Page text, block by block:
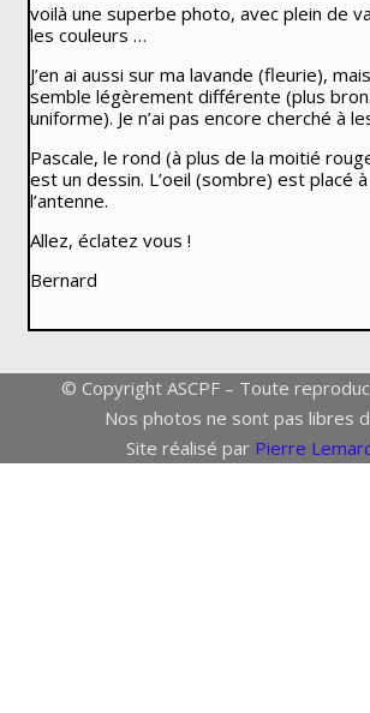
voilà une superbe photo, avec plein de
les couleurs …
J’en ai aussi sur ma lavande (fleurie),
semble légèrement différente (plus
uniforme). Je n’ai pas encore cherché à
Pascale, le rond (à plus de la moitié
est un dessin. L’oeil (sombre) est placé
l’antenne.
Allez, éclatez vous !
Bernard
© Copyright ASCPF – Toute
Nos photos ne sont pas libres
Site réalisé par Pierre